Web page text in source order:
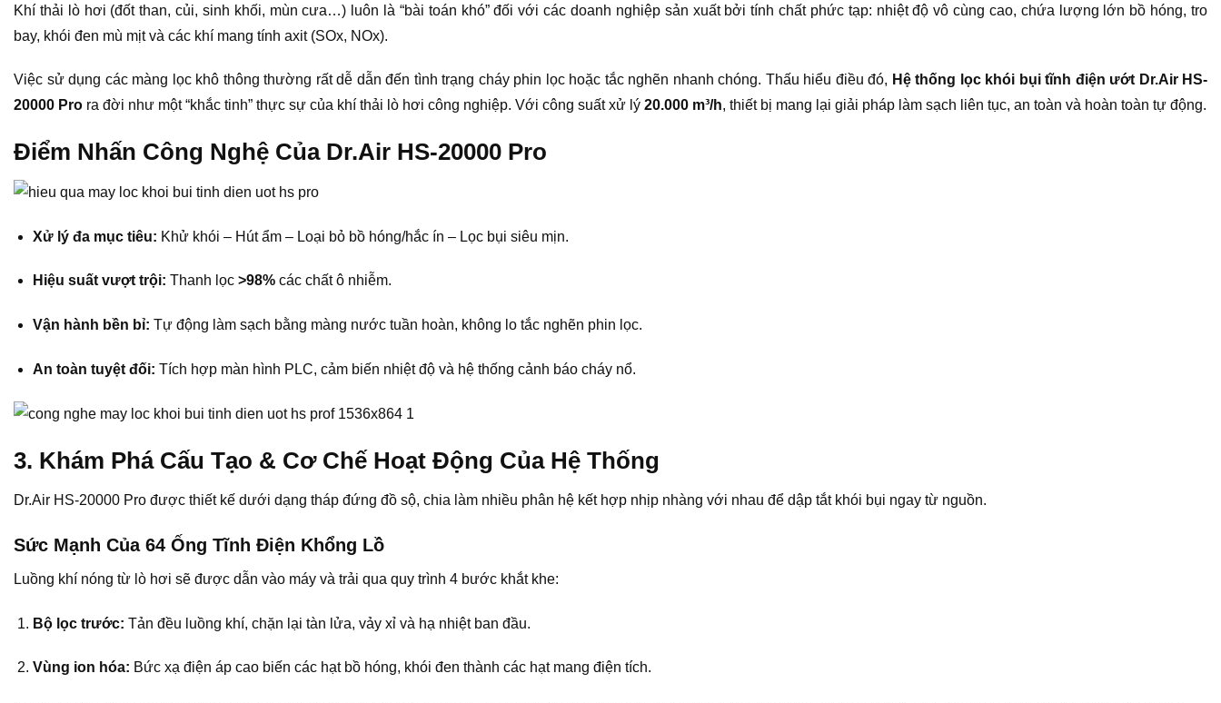
Khí thải lò hơi (đốt than, củi, sinh khối, mùn cưa…) luôn là “bài toán khó” đối với các doanh nghiệp sản xuất bởi tính chất phức tạp: nhiệt độ vô cùng cao, chứa lượng lớn bồ hóng, tro
bay, khói đen mù mịt và các khí mang tính axit (SOx, NOx).
Việc sử dụng các màng lọc khô thông thường rất dễ dẫn đến tình trạng cháy phin lọc hoặc tắc nghẽn nhanh chóng. Thấu hiểu điều đó, Hệ thống lọc khói bụi tĩnh điện ướt Dr.Air HS-
20000 Pro ra đời như một “khắc tinh” thực sự của khí thải lò hơi công nghiệp. Với công suất xử lý 20.000 m³/h, thiết bị mang lại giải pháp làm sạch liên tục, an toàn và hoàn toàn tự động.
Điểm Nhấn Công Nghệ Của Dr.Air HS-20000 Pro
Xử lý đa mục tiêu: Khử khói – Hút ẩm – Loại bỏ bồ hóng/hắc ín – Lọc bụi siêu mịn.
Hiệu suất vượt trội: Thanh lọc >98%các chất ô nhiễm.
Vận hành bền bỉ: Tự động làm sạch bằng màng nước tuần hoàn, không lo tắc nghẽn phin lọc.
An toàn tuyệt đối: Tích hợp màn hình PLC, cảm biến nhiệt độ và hệ thống cảnh báo cháy nổ.
3. Khám Phá Cấu Tạo & Cơ Chế Hoạt Động Của Hệ Thống
Dr.Air HS-20000 Pro được thiết kế dưới dạng tháp đứng đồ sộ, chia làm nhiều phân hệ kết hợp nhịp nhàng với nhau để dập tắt khói bụi ngay từ nguồn.
Sức Mạnh Của 64 Ống Tĩnh Điện Khổng Lồ
Luồng khí nóng từ lò hơi sẽ được dẫn vào máy và trải qua quy trình 4 bước khắt khe:
Bộ lọc trước: Tản đều luồng khí, chặn lại tàn lửa, vảy xỉ và hạ nhiệt ban đầu.
Vùng ion hóa: Bức xạ điện áp cao biến các hạt bồ hóng, khói đen thành các hạt mang điện tích.